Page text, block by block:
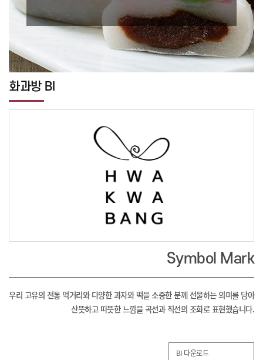
화과방 BI
Symbol Mark
우리 고유의 전통 먹거리와 다양한 과자와 떡을 소중한 분께 선물하는 의미를 담아
산뜻하고 따뜻한 느낌을 곡선과 직선의 조화로 표현했습니다.
BI 다운로드